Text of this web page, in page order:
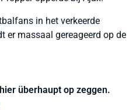
in het verkeerde
er massaal gereageerd op de
überhaupt op zeggen.